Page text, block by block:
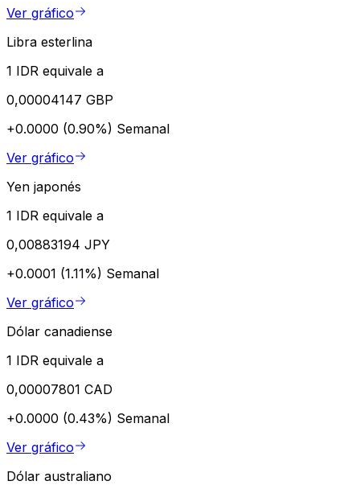
Ver gráfico
Libra esterlina
1 IDR equivale a
0,00004147 GBP
+0.0000 (0.90%) Semanal
Ver gráfico
Yen japonés
1 IDR equivale a
0,00883194 JPY
+0.0001 (1.11%) Semanal
Ver gráfico
Dólar canadiense
1 IDR equivale a
0,00007801 CAD
+0.0000 (0.43%) Semanal
Ver gráfico
Dólar australiano